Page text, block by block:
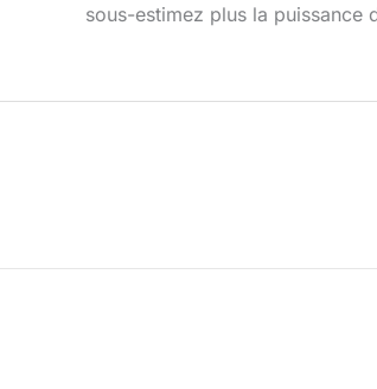
sous-estimez plus la puissance